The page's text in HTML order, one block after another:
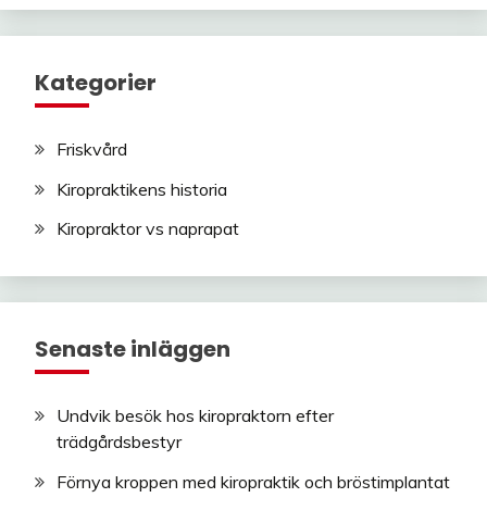
Kategorier
Friskvård
Kiropraktikens historia
Kiropraktor vs naprapat
Senaste inläggen
Undvik besök hos kiropraktorn efter
trädgårdsbestyr
Förnya kroppen med kiropraktik och bröstimplantat